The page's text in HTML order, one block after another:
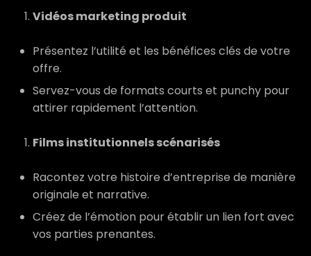
Vidéos marketing produit
Présentez l’utilité et les bénéfices clés de votre
offre.
Servez-vous de formats courts et punchy pour
attirer rapidement l’attention.
Films institutionnels scénarisés
Racontez votre histoire d’entreprise de manière
originale et narrative.
Créez de l’émotion pour établir un lien fort avec
vos parties prenantes.